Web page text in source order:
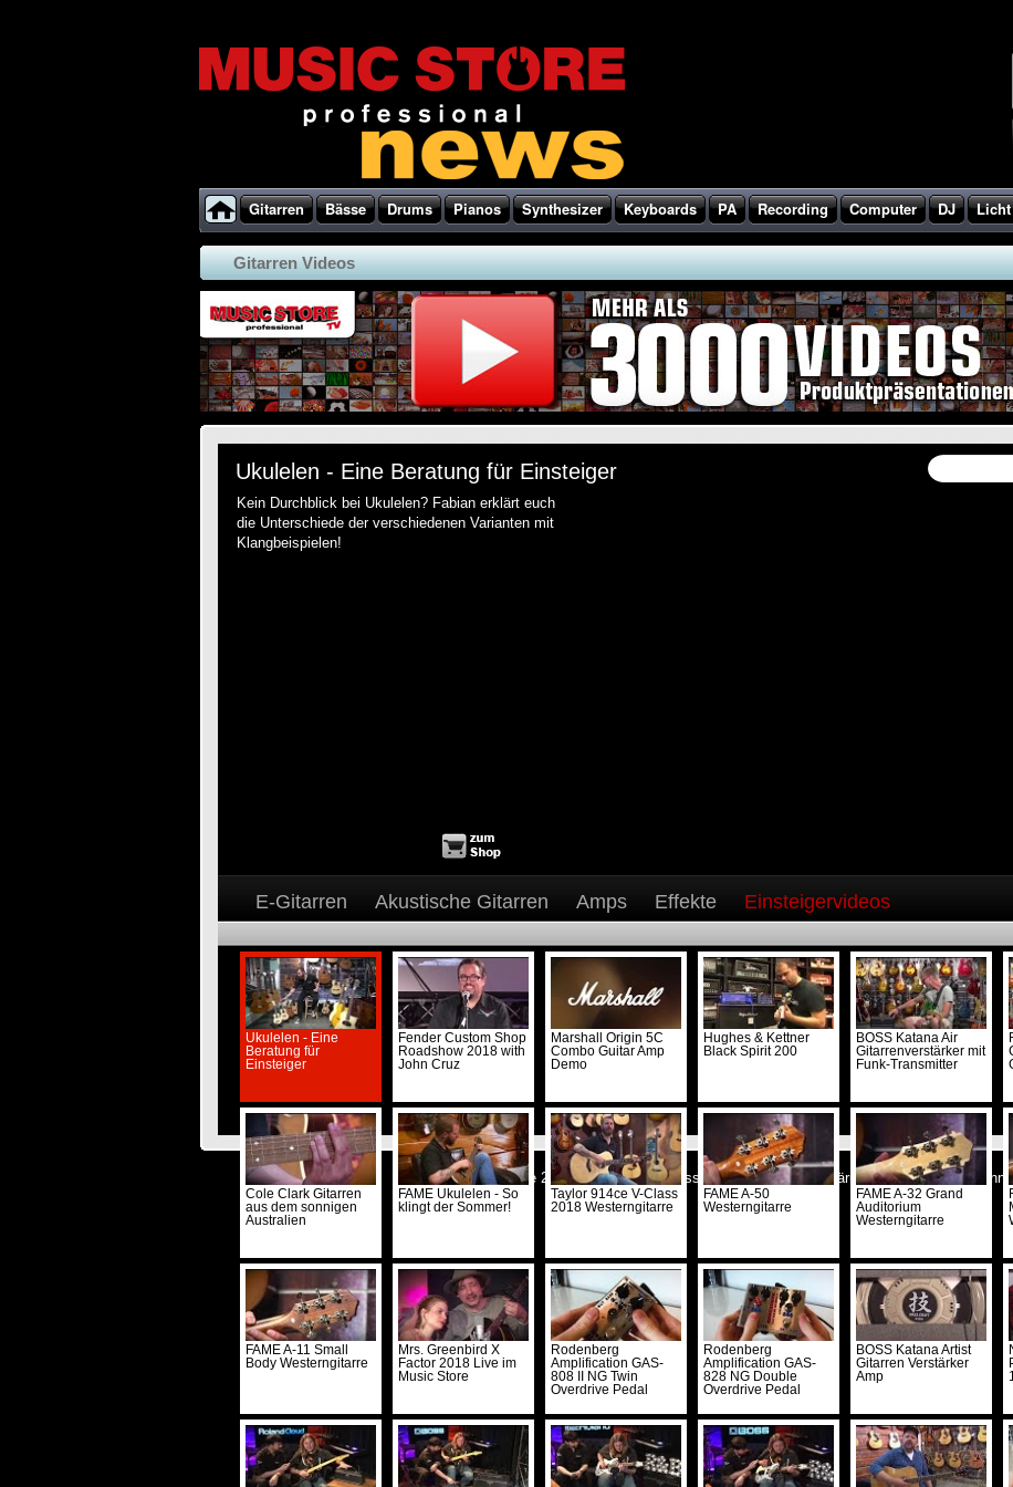
Gitarren Bässe Drums Pianos Synthesizer Keyboards PA Recording Computer DJ Licht
Gitarren Videos
Ukulelen - Eine Beratung für Einsteiger
Kein Durchblick bei Ukulelen? Fabian erklärt euch
die Unterschiede der verschiedenen Varianten mit
Klangbeispielen!
E-Gitarren Akustische Gitarren Amps Effekte Einsteigervideos
Ukulelen - Eine
Beratung für
Einsteiger
Fender Custom Shop
Roadshow 2018 with
John Cruz
Marshall Origin 5C
Combo Guitar Amp
Demo
Hughes & Kettner
Black Spirit 200
BOSS Katana Air
Gitarrenverstärker mit
Funk-Transmitter
Cole Clark Gitarren
aus dem sonnigen
Australien
FAME Ukulelen - So
klingt der Sommer!
Taylor 914ce V-Class
2018 Westerngitarre
FAME A-50
Westerngitarre
FAME A-32 Grand
Auditorium
Westerngitarre
FAME A-11 Small
Body Westerngitarre
Mrs. Greenbird X
Factor 2018 Live im
Music Store
Rodenberg
Amplification GAS-
808 II NG Twin
Overdrive Pedal
Rodenberg
Amplification GAS-
828 NG Double
Overdrive Pedal
BOSS Katana Artist
Gitarren Verstärker
Amp
© Musicstore 2026 - Kontakt-Impressum-Datenschutzerklärung-Shop-RSS